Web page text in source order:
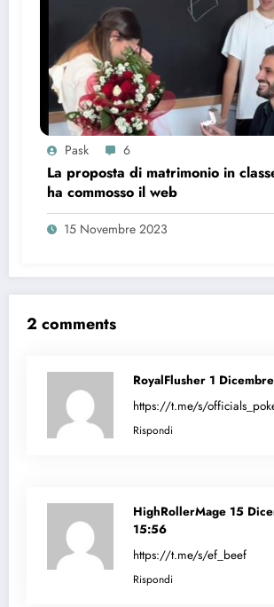
Pask 6
La proposta di matrimonio in
ha commosso il web
15 Novembre 2023
2 comments
RoyalFlusher 1
https://t.me/s/
Rispondi
HighRollerMage 15
15:56
https://t.me/s/ef_beef
Rispondi